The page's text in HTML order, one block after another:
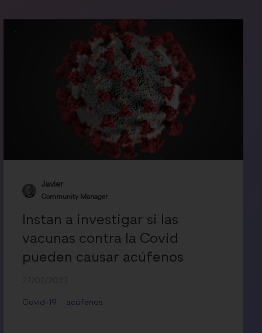
Javier
Community Manager
Instan a investigar si las
vacunas contra la Covid
pueden causar acúfenos
Covid-19 acúfenos